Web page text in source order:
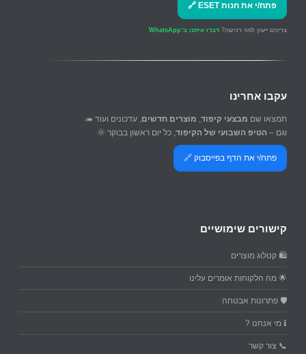
פתח/י את חנות ESET 🔗
צריכים ייעוץ לפני רכישה? דברו איתנו ב־WhatsApp
עקבו אחרינו
תמצאו שם מבצעי קיפוד, מוצרים חדשים, עדכונים ועוד 🦔
וגם – הטיפ השבועי של הקיפוד, כל יום ראשון בבוקר 🌞
פתח/י את הדף בפייסבוק 🔗
קישורים שימושיים
🛍️ קטלוג מוצרים
🌟 מה הלקוחות אומרים עלינו
🛡️ פתרונות אבטחה
ℹ️ מי אנחנו ?
📞 צור קשר